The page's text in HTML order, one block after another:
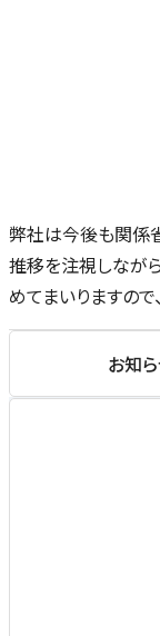
弊社は今後も関係
推移を注視しなが
めてまいりますので
お知